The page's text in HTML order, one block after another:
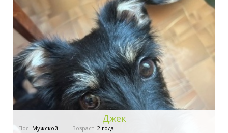
Джек
Пол: Мужской Возраст: 2 года